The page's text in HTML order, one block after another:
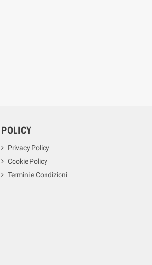
POLICY
Privacy Policy
Cookie Policy
Termini e Condizioni